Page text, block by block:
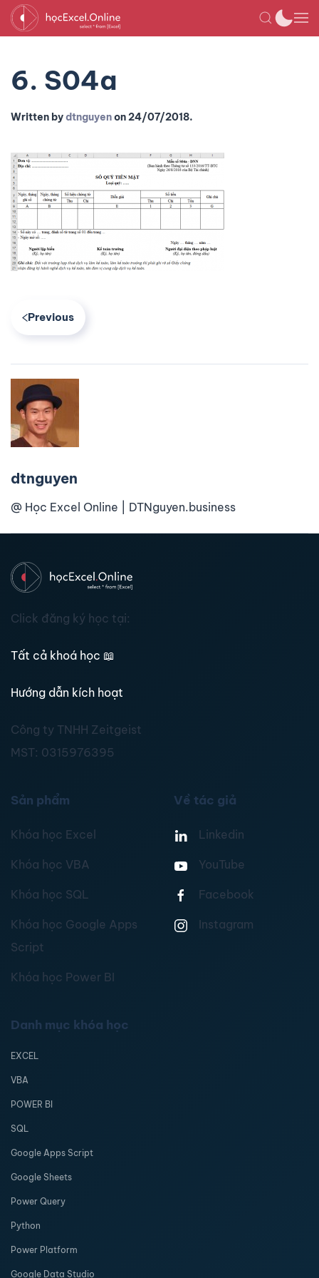
6. S04a
Written bydtnguyenon24/07/2018.
Previous
dtnguyen
@ Học Excel Online | DTNguyen.business
Click đăng ký học tại:
Tất cả khoá học 📖
Hướng dẫn kích hoạt
Công ty TNHH Zeitgeist
MST: 0315976395
Sản phẩm
Khóa học Excel
Khóa học VBA
Khóa học SQL
Khóa học Google Apps
Script
Khóa học Power BI
Về tác giả
Linkedin
YouTube
Facebook
Instagram
Danh mục khóa học
EXCEL
VBA
POWER BI
SQL
Google Apps Script
Google Sheets
Power Query
Python
Power Platform
Google Data Studio